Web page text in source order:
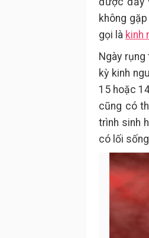
không
gọi là kinh
Ngày
kỳ kinh
15 hoặc
cũng có
trình sinh
có lối